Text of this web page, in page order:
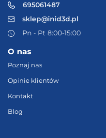
695061487
sklep@inid3d.pl
Pn - Pt 8:00-15:00
O nas
Poznaj nas
Opinie klientów
Kontakt
Blog